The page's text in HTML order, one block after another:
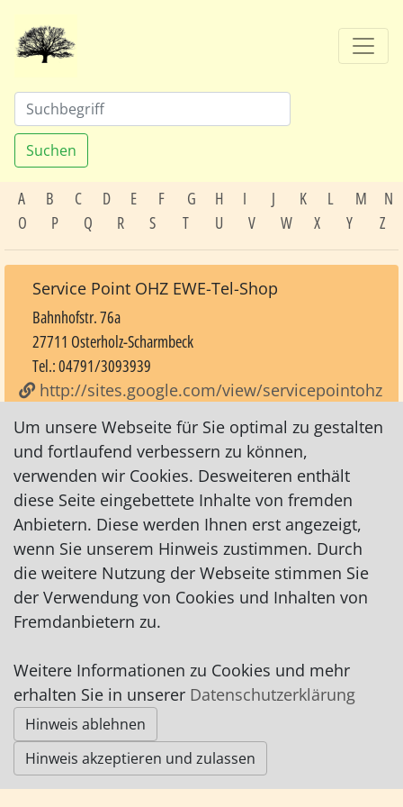
Suchen
A B C D E F G H I J K L M
N
O
P Q R S T U V W X Y Z
Service Point OHZ EWE-Tel-Shop
Bahnhofstr. 76a
27711 Osterholz-Scharmbeck
Tel.: 04791/3093939
http://sites.google.com/view/servicepointohz
Impressum |Datenschutz|AGB
© Worpswede24 2015-2026
Um unsere Webseite für Sie optimal zu gestalten
und fortlaufend verbessern zu können,
verwenden wir Cookies. Desweiteren enthält
diese Seite eingebettete Inhalte von fremden
Anbietern. Diese werden Ihnen erst angezeigt,
wenn Sie unserem Hinweis zustimmen. Durch
die weitere Nutzung der Webseite stimmen Sie
der Verwendung von Cookies und Inhalten von
Fremdanbietern zu.
Weitere Informationen zu Cookies und mehr
erhalten Sie in unserer Datenschutzerklärung
Hinweis ablehnen
Hinweis akzeptieren und zulassen